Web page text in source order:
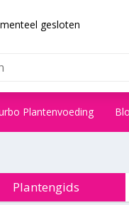
gesloten
Plantenvoeding
Plantengids